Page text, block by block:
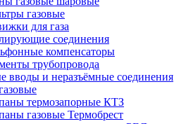
газовые
для газа
соединения
компенсаторы
трубопровода
вводы и неразъёмные соединения
термозапорные КТЗ
газовые Термобрест